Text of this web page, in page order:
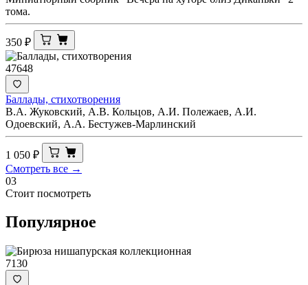
тома.
350 ₽
47648
Баллады, стихотворения
В.А. Жуковский, А.В. Кольцов, А.И. Полежаев, А.И.
Одоевский, А.А. Бестужев-Марлинский
1 050 ₽
Смотреть все →
03
Стоит посмотреть
Популярное
7130